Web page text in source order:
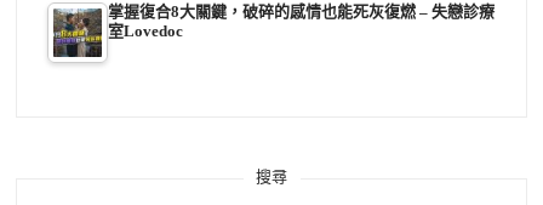
掌握復合8大關鍵，破碎的感情也能死灰復燃 – 失戀診療
室Lovedoc
搜尋